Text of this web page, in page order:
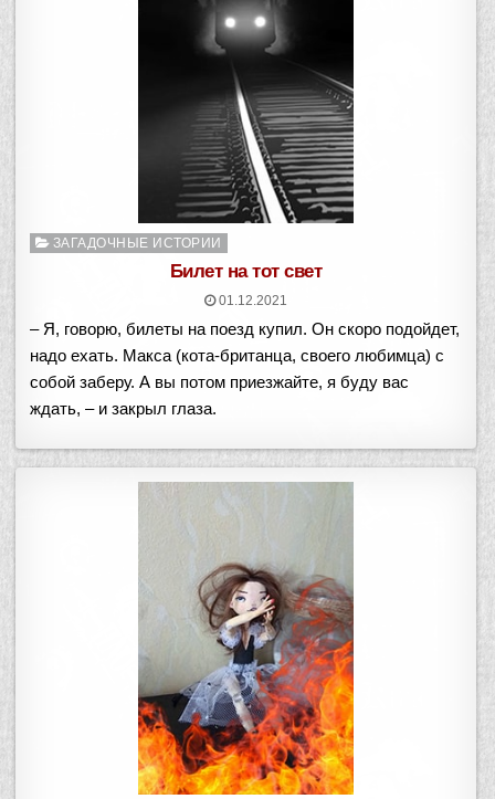
Опубликовано
ЗАГАДОЧНЫЕ ИСТОРИИ
Билет на тот свет
01.12.2021
– Я, говорю, билеты на поезд купил. Он скоро подойдет,
надо ехать. Макса (кота-британца, своего любимца) с
собой заберу. А вы потом приезжайте, я буду вас
ждать, – и закрыл глаза.